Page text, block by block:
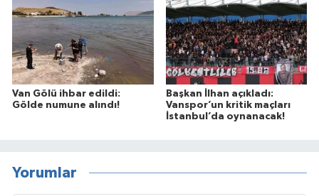
Van Gölü ihbar edildi:
Gölde numune alındı!
Başkan İlhan açıkladı:
Vanspor’un kritik maçları
İstanbul’da oynanacak!
Yorumlar